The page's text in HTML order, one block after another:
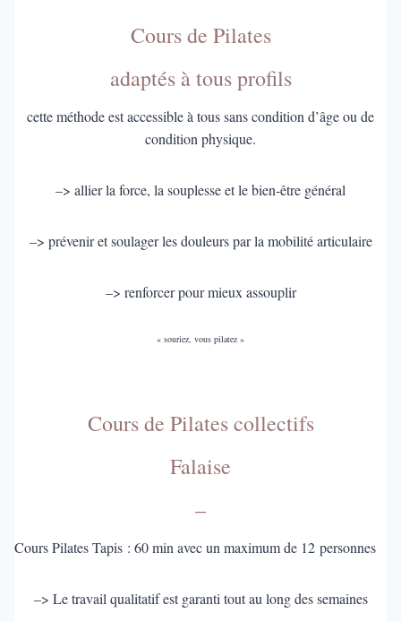
Cours de Pilates
adaptés à tous profils
cette méthode est accessible à tous sans condition d’âge ou de
condition physique.
–> allier la force, la souplesse et le bien-être général
–> prévenir et soulager les douleurs par la mobilité articulaire
–> renforcer pour mieux assouplir
« souriez, vous pilatez »
Cours de Pilates collectifs
Falaise
–
Cours Pilates Tapis : 60 min avec un maximum de 12 personnes
–> Le travail qualitatif est garanti tout au long des semaines